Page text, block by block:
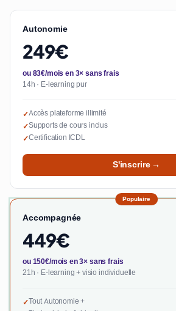
Autonomie
249€
ou 83€/mois en 3× sans frais
14h · E-learning pur
✓Accès plateforme illimité
✓Supports de cours inclus
✓Certification ICDL
S'inscrire →
Populaire
Accompagnée
449€
ou 150€/mois en 3× sans frais
21h · E-learning + visio individuelle
✓Tout Autonomie +